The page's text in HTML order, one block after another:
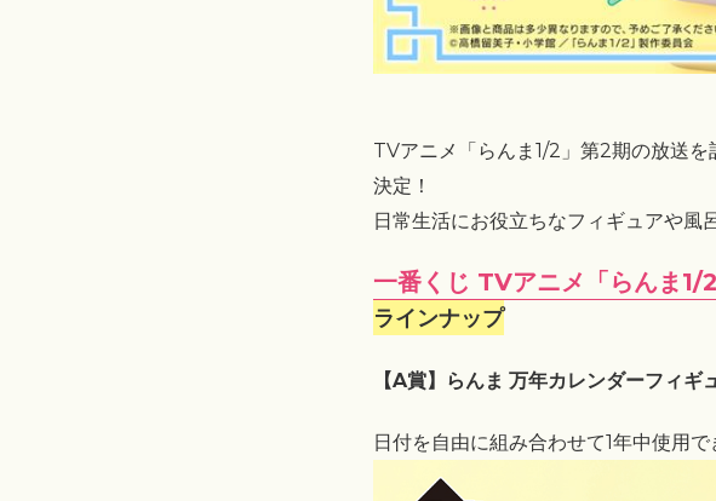
TVアニメ「らんま1/2」第2期の放送
決定！
日常生活にお役立ちなフィギュアや風
一番くじ TVアニメ「らんま1/
ラインナップ
【A賞】らんま 万年カレンダーフィギ
日付を自由に組み合わせて1年中使用